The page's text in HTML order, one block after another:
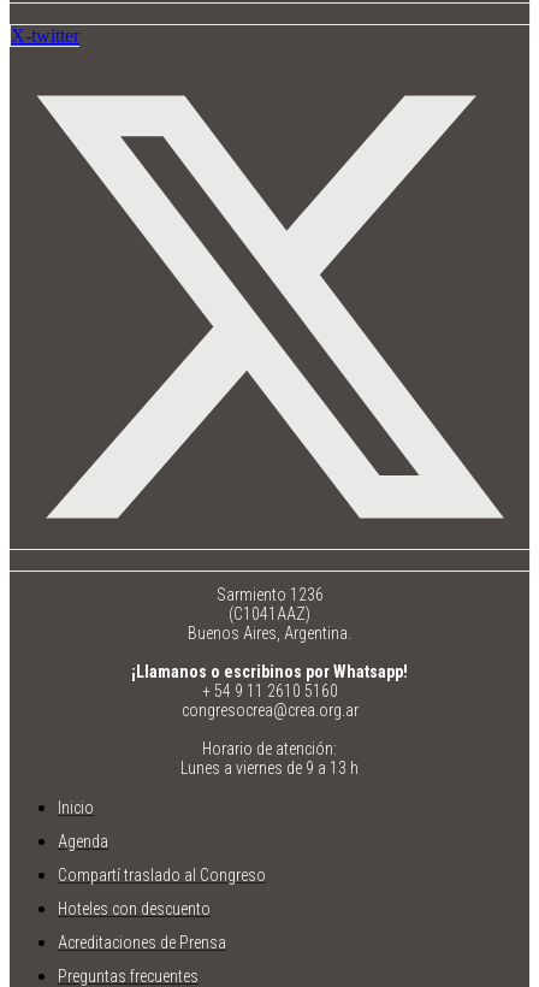
X-twitter
Sarmiento 1236
(C1041AAZ)
Buenos Aires, Argentina.
¡Llamanos o escribinos por Whatsapp!
+ 54 9 11 2610 5160
congresocrea@crea.org.ar
Horario de atención:
Lunes a viernes de 9 a 13 h
Inicio
Agenda
Compartí traslado al Congreso
Hoteles con descuento
Acreditaciones de Prensa
Preguntas frecuentes